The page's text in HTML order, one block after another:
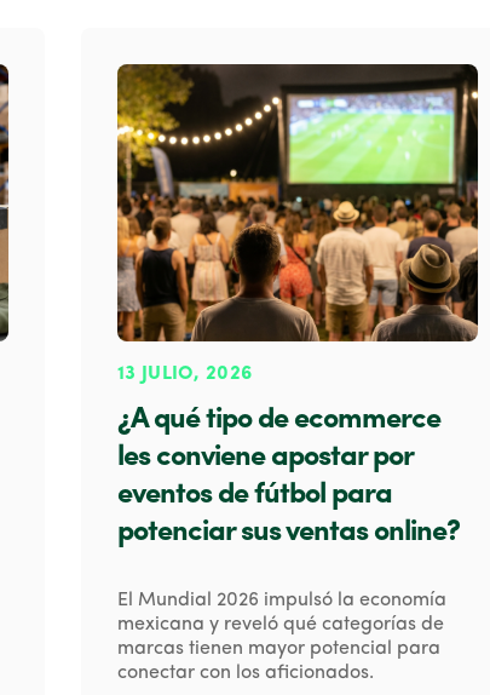
13 JULIO, 2026
¿A qué tipo de ecommerce
les conviene apostar por
eventos de fútbol para
potenciar sus ventas online?
El Mundial 2026 impulsó la economía
mexicana y reveló qué categorías de
marcas tienen mayor potencial para
conectar con los aficionados.